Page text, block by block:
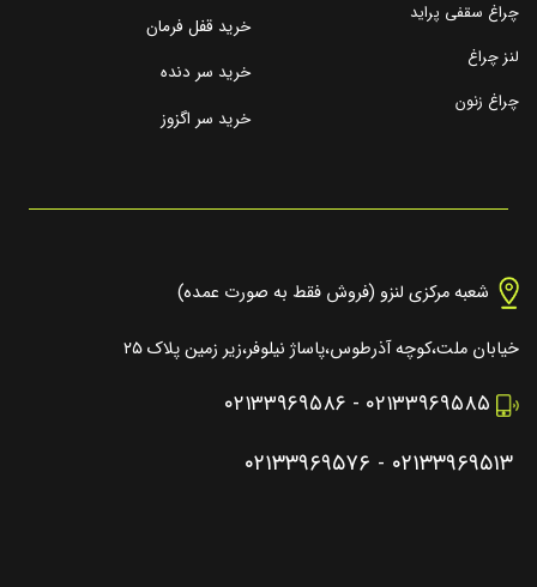
چراغ سقفی پراید
لنز چراغ
چراغ زنون
خرید قفل فرمان
خرید سر دنده
خرید سر اگزوز
شعبه مرکزی لنزو (فروش فقط به صورت عمده)
خیابان ملت،کوچه آذرطوس،پاساژ نیلوفر،زیر زمین پلاک ۲۵
۰۲۱۳۳۹۶۹۵۸۵ - ۰۲۱۳۳۹۶۹۵۸۶
۰۲۱۳۳۹۶۹۵۱۳ - ۰۲۱۳۳۹۶۹۵۷۶